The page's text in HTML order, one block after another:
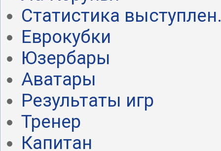
Статистика
Еврокубки
Юзербары
Аватары
Результаты игр
Тренер
Капитан